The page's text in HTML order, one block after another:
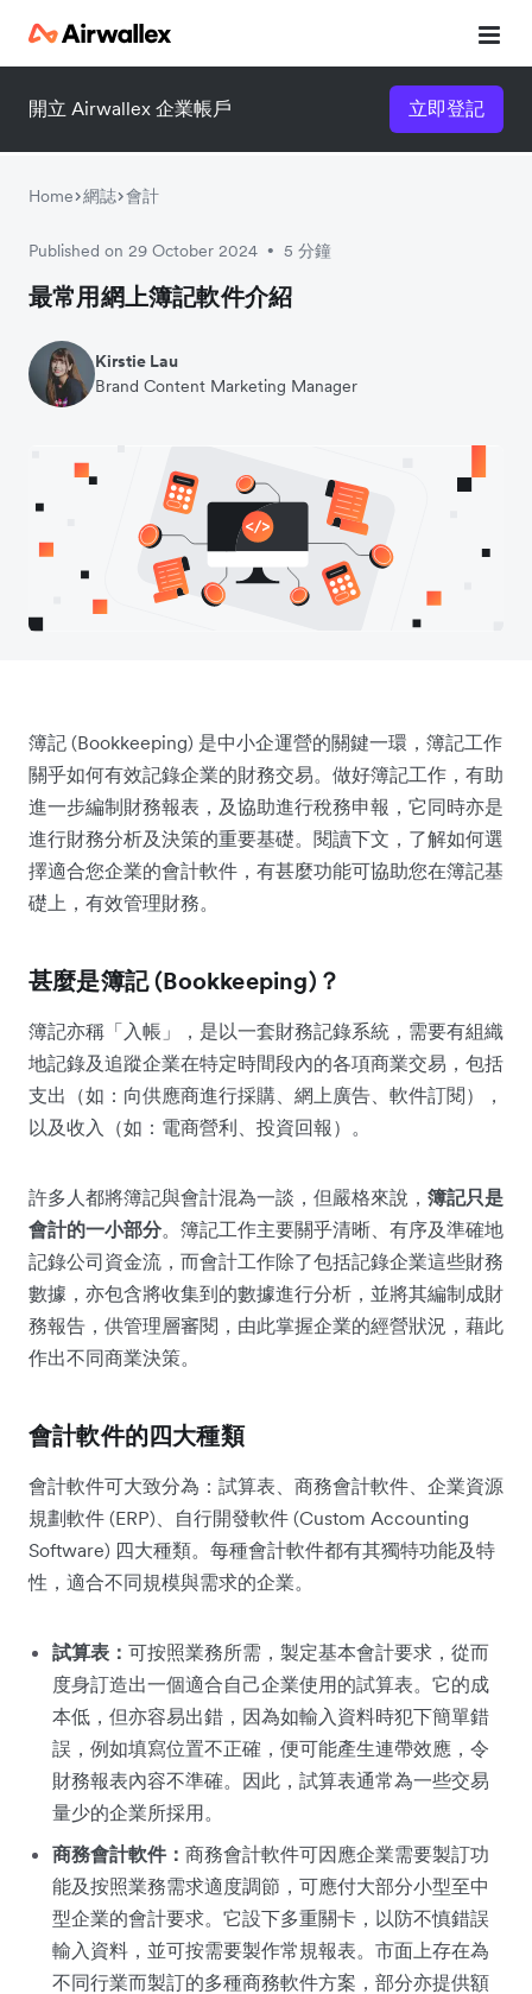
開立 Airwallex 企業帳戶 立即登記
Home 網誌 會計
Published on 29 October 2024 • 5 分鐘
最常用網上簿記軟件介紹
Kirstie Lau
Brand Content Marketing Manager
簿記 (Bookkeeping) 是中小企運營的關鍵一環，簿記工作
關乎如何有效記錄企業的財務交易。做好簿記工作，有助
進一步編制財務報表，及協助進行稅務申報，它同時亦是
進行財務分析及決策的重要基礎。閱讀下文，了解如何選
擇適合您企業的會計軟件，有甚麼功能可協助您在簿記基
礎上，有效管理財務。
甚麼是簿記 (Bookkeeping)？
簿記亦稱「入帳」，是以一套財務記錄系統，需要有組織
地記錄及追蹤企業在特定時間段內的各項商業交易，包括
支出（如：向供應商進行採購、網上廣告、軟件訂閱），
以及收入（如：電商營利、投資回報）。
許多人都將簿記與會計混為一談，但嚴格來說， 簿記只是
會計的一小部分。簿記工作主要關乎清晰、有序及準確地
記錄公司資金流，而會計工作除了包括記錄企業這些財務
數據，亦包含將收集到的數據進行分析，並將其編制成財
務報告，供管理層審閱，由此掌握企業的經營狀況，藉此
作出不同商業決策。
會計軟件的四大種類
會計軟件可大致分為：試算表、商務會計軟件、企業資源
規劃軟件 (ERP)、自行開發軟件 (Custom Accounting
Software) 四大種類。每種會計軟件都有其獨特功能及特
性，適合不同規模與需求的企業。
試算表： 可按照業務所需，製定基本會計要求，從而
度身訂造出一個適合自己企業使用的試算表。它的成
本低，但亦容易出錯，因為如輸入資料時犯下簡單錯
誤，例如填寫位置不正確，便可能產生連帶效應，令
財務報表內容不準確。因此，試算表通常為一些交易
量少的企業所採用。
商務會計軟件： 商務會計軟件可因應企業需要製訂功
能及按照業務需求適度調節，可應付大部分小型至中
型企業的會計要求。它設下多重關卡，以防不慎錯誤
輸入資料，並可按需要製作常規報表。市面上存在為
不同行業而製訂的多種商務軟件方案，部分亦提供額
立即觀看 3 分鐘體驗短片
請填寫資料以觀體驗短片：